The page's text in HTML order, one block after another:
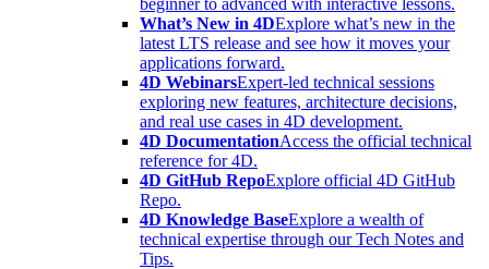
beginner to advanced with interactive lessons.
What’s New in 4DExplore what’s new in the
latest LTS release and see how it moves your
applications forward.
4D WebinarsExpert-led technical sessions
exploring new features, architecture decisions,
and real use cases in 4D development.
4D DocumentationAccess the official technical
reference for 4D.
4D GitHub RepoExplore official 4D GitHub
Repo.
4D Knowledge BaseExplore a wealth of
technical expertise through our Tech Notes and
Tips.